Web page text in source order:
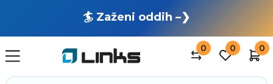
🏄 Zaženi oddih –❯
0 0 0